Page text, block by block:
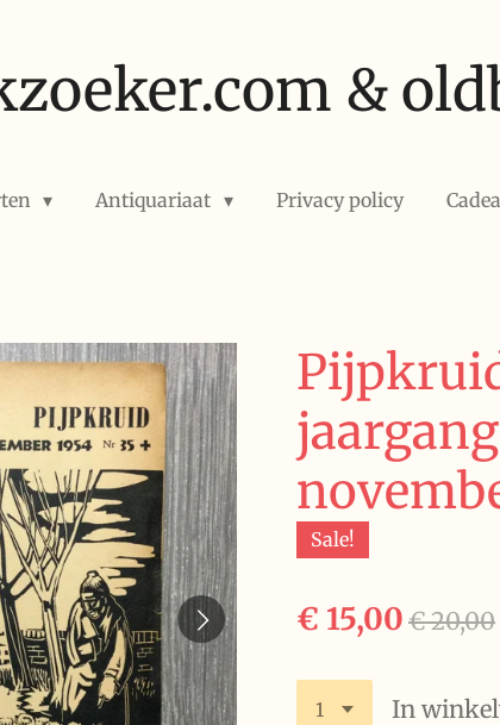
&
Antiquariaat Privacy policy
Sale!
€ 15,00€ 20,00
In